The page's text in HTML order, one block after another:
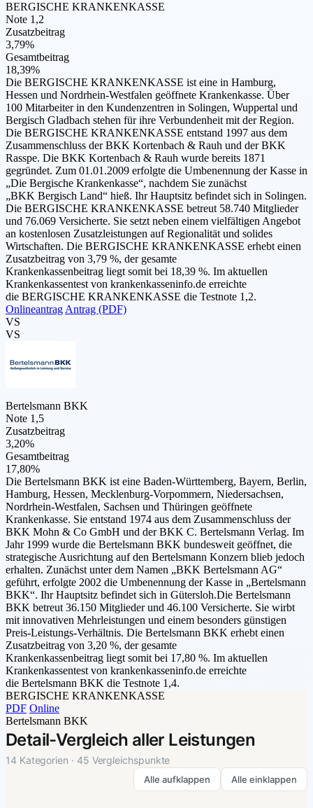
BERGISCHE KRANKENKASSE
Note 1,2
Zusatzbeitrag
3,79%
Gesamtbeitrag
18,39%
Die BERGISCHE KRANKENKASSE ist eine in Hamburg,
Hessen und Nordrhein-Westfalen geöffnete Krankenkasse. Über
100 Mitarbeiter in den Kundenzentren in Solingen, Wuppertal und
Bergisch Gladbach stehen für ihre Verbundenheit mit der Region.
Die BERGISCHE KRANKENKASSE entstand 1997 aus dem
Zusammenschluss der BKK Kortenbach & Rauh und der BKK
Rasspe. Die BKK Kortenbach & Rauh wurde bereits 1871
gegründet. Zum 01.01.2009 erfolgte die Umbenennung der Kasse in
„Die Bergische Krankenkasse“, nachdem Sie zunächst
„BKK Bergisch Land“ hieß. Ihr Hauptsitz befindet sich in Solingen.
Die BERGISCHE KRANKENKASSE betreut 58.740 Mitglieder
und 76.069 Versicherte. Sie setzt neben einem vielfältigen Angebot
an kostenlosen Zusatzleistungen auf Regionalität und solides
Wirtschaften. Die BERGISCHE KRANKENKASSE erhebt einen
Zusatzbeitrag von 3,79 %, der gesamte
Krankenkassenbeitrag liegt somit bei 18,39 %. Im aktuellen
Krankenkassentest von krankenkasseninfo.de erreichte
die BERGISCHE KRANKENKASSE die Testnote 1,2.
Onlineantrag Antrag (PDF)
VS
VS
Bertelsmann BKK
Note 1,5
Zusatzbeitrag
3,20%
Gesamtbeitrag
17,80%
Die Bertelsmann BKK ist eine Baden-Württemberg, Bayern, Berlin,
Hamburg, Hessen, Mecklenburg-Vorpommern, Niedersachsen,
Nordrhein-Westfalen, Sachsen und Thüringen geöffnete
Krankenkasse. Sie entstand 1974 aus dem Zusammenschluss der
BKK Mohn & Co GmbH und der BKK C. Bertelsmann Verlag. Im
Jahr 1999 wurde die Bertelsmann BKK bundesweit geöffnet, die
strategische Ausrichtung auf den Bertelsmann Konzern blieb jedoch
erhalten. Zunächst unter dem Namen „BKK Bertelsmann AG“
geführt, erfolgte 2002 die Umbenennung der Kasse in „Bertelsmann
BKK“. Ihr Hauptsitz befindet sich in Gütersloh.Die Bertelsmann
BKK betreut 36.150 Mitglieder und 46.100 Versicherte. Sie wirbt
mit innovativen Mehrleistungen und einem besonders günstigen
Preis-Leistungs-Verhältnis. Die Bertelsmann BKK erhebt einen
Zusatzbeitrag von 3,20 %, der gesamte
Krankenkassenbeitrag liegt somit bei 17,80 %. Im aktuellen
Krankenkassentest von krankenkasseninfo.de erreichte
die Bertelsmann BKK die Testnote 1,4.
BERGISCHE KRANKENKASSE
PDF Online
Bertelsmann BKK
Detail-Vergleich aller Leistungen
14 Kategorien · 45 Vergleichspunkte
Alle aufklappen Alle einklappen